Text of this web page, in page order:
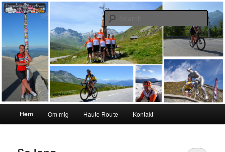
Skip
to
Skip
to
secondary
Karolina Örnstedt
#interiktigtsomallaandra
Hem Om mig Haute Route Kontakt